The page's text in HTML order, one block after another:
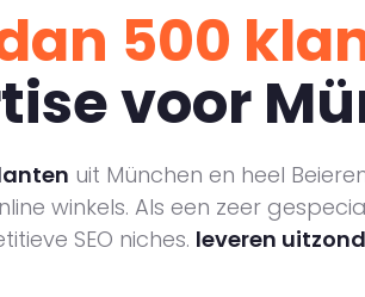
500
voor
uit München en heel
winkels. Als een zeer
SEO niches. leveren